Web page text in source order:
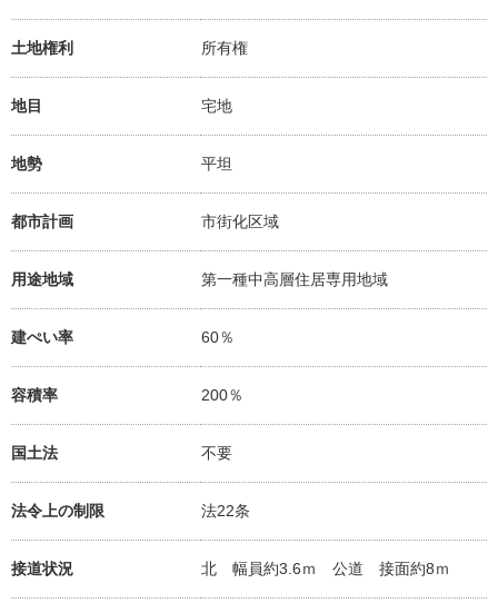
土地権利 所有権
地目 宅地
地勢 平坦
都市計画 市街化区域
用途地域 第一種中高層住居専用地域
建ぺい率 60％
容積率 200％
国土法 不要
法令上の制限 法22条
接道状況 北 幅員約3.6ｍ 公道 接面約8ｍ